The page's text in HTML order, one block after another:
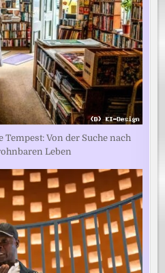
Tempest: Von der Suche nach
Leben